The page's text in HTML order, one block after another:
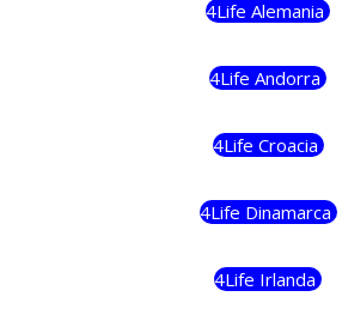
4Life Alemania
4Life Andorra
4Life Croacia
4Life Dinamarca
4Life Irlanda